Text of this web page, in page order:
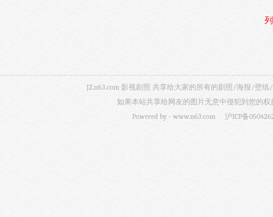
JZ.n63.com 影视剧照 共享给大家的所有的剧照/海报/壁
如果本站共享给网友的图片无意中侵犯到您的
Powered by - www.n63.com 沪ICP备